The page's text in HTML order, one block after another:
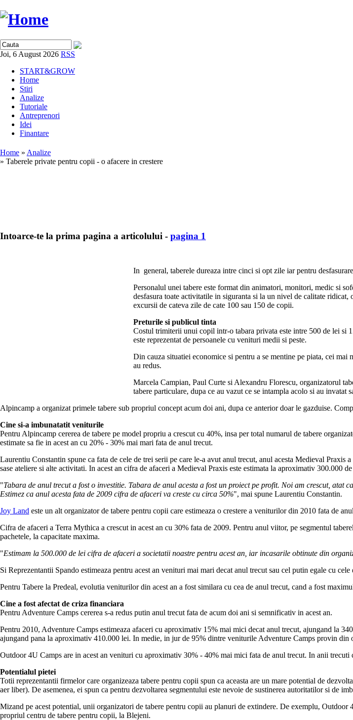
Joi, 6 August 2026 RSS
START&GROW
Home
Stiri
Analize
Tutoriale
Antreprenori
Idei
Finantare
Home » Analize
» Taberele private pentru copii - o afacere in crestere
Intoarce-te la prima pagina a articolului - pagina 1
In general, taberele dureaza intre cinci si opt zile iar pentru
Personalul unei tabere este format din animatori, monitori, medic si
desfasura toate activitatile in siguranta si la un nivel de calitate
excursii de cateva zile de cate 100 sau 150 de copii.
Preturile si publicul tinta
Costul trimiterii unui copil intr-o tabara privata este intre 500 de lei si
este reprezentat de persoanele cu venituri medii si peste.
Din cauza situatiei economice si pentru a se mentine pe piata, cei
au redus.
Marcela Campian, Paul Curte si Alexandru Florescu, organizatorul
tabere particulare, dupa ce au vazut ce se intampla acolo si au invatat
Alpincamp a organizat primele tabere sub propriul concept acum doi ani, dupa ce anterior doar le gazduise.
Cine si-a imbunatatit veniturile
Pentru Alpincamp cererea de tabere pe model propriu a crescut cu 40%, insa per total numarul de tabere
estimate sa fie in acest an cu 20% - 30% mai mari fata de anul trecut.
Laurentiu Constantin spune ca fata de cele de trei serii pe care le-a avut anul trecut, anul acesta Medieval
sase ateliere si alte activitati. In acest an cifra de afaceri a Medieval Praxis este estimata la aproximativ 300.000
"Tabara de anul trecut a fost o investitie. Tabara de anul acesta a fost un proiect pe profit. Noi am crescut,
Estimez ca anul acesta fata de 2009 cifra de afaceri va creste cu circa 50%", mai spune Laurentiu Constantin.
Joy Land este un alt organizator de tabere pentru copii care estimeaza o crestere a veniturilor din 2010 fata de
Cifra de afaceri a Terra Mythica a crescut in acest an cu 30% fata de 2009. Pentru anul viitor, pe segmentul
pachetele, la capacitate maxima.
"Estimam la 500.000 de lei cifra de afaceri a societatii noastre pentru acest an, iar incasarile obtinute din
Si Reprezentantii Spando estimeaza pentru acest an venituri mai mari decat anul trecut sau cel putin egale cu
Pentru Tabere la Predeal, evolutia veniturilor din acest an a fost similara cu cea de anul trecut, cand a fost
Cine a fost afectat de criza financiara
Pentru Adventure Camps cererea s-a redus putin anul trecut fata de acum doi ani si semnificativ in acest an.
Pentru 2010, Adventure Camps estimeaza afaceri cu aproximativ 15% mai mici decat anul trecut, ajungand la
ajungand pana la aproximativ 410.000 lei. In medie, in jur de 95% dintre veniturile Adventure Camps provin din
Outdoor 4U Camps are in acest an venituri cu aproximativ 30% - 40% mai mici fata de anul trecut. In anii trecuti
Potentialul pietei
Totii reprezentantii firmelor care organizeaza tabere pentru copii spun ca aceasta are un mare potential de
aer liber). De asemenea, ei spun ca pentru dezvoltarea segmentului este nevoie de sustinerea autoritatilor si de
Mizand pe acest potential, unii organizatori de tabere pentru copii au planuri de extindere. De exemplu, Outdoor
propriul centru de tabere pentru copii, la Blejeni.